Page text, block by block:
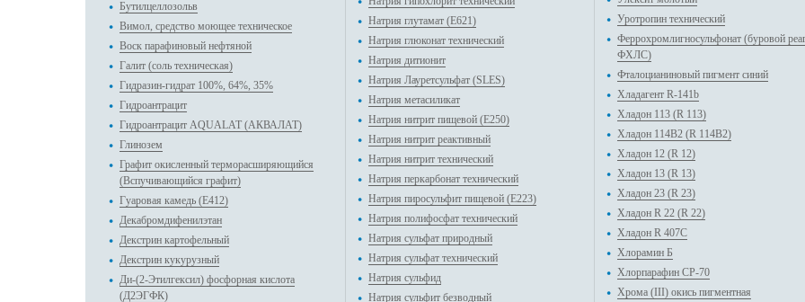
Бутилцеллозольв
Вимол, средство моющее техническое
Воск парафиновый нефтяной
Галит (соль техническая)
Гидразин-гидрат 100%, 64%, 35%
Гидроантрацит
Гидроантрацит AQUALAT (АКВАЛАТ)
Глинозем
Графит окисленный терморасширяющийся
(Вспучивающийся графит)
Гуаровая камедь (E412)
Декабромдифенилэтан
Декстрин картофельный
Декстрин кукурузный
Ди-(2-Этилгексил) фосфорная кислота
(Д2ЭГФК)
Натрия глутамат (E621)
Натрия глюконат технический
Натрия дитионит
Натрия Лауретсульфат (SLES)
Натрия метасиликат
Натрия нитрит пищевой (E250)
Натрия нитрит реактивный
Натрия нитрит технический
Натрия перкарбонат технический
Натрия пиросульфит пищевой (Е223)
Натрия полифосфат технический
Натрия сульфат природный
Натрия сульфат технический
Натрия сульфид
Натрия сульфит безводный
Уротропин технический
Феррохромлигносульфонат (буровой
ФХЛС)
Фталоцианиновый пигмент синий
Хладагент R-141b
Хладон 113 (R 113)
Хладон 114В2 (R 114B2)
Хладон 12 (R 12)
Хладон 13 (R 13)
Хладон 23 (R 23)
Хладон R 22 (R 22)
Хладон R 407С
Хлорамин Б
Хлорпарафин CP-70
Хрома (III) окись пигментная